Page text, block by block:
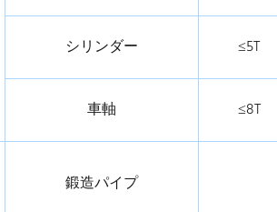
シリンダー ≤5T
車軸 ≤8T
鍛造パイプ